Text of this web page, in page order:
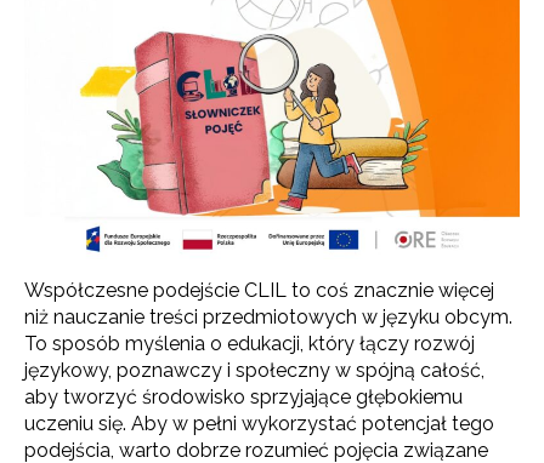
Współczesne podejście CLIL to coś znacznie więcej
niż nauczanie treści przedmiotowych w języku obcym.
To sposób myślenia o edukacji, który łączy rozwój
językowy, poznawczy i społeczny w spójną całość,
aby tworzyć środowisko sprzyjające głębokiemu
uczeniu się. Aby w pełni wykorzystać potencjał tego
podejścia, warto dobrze rozumieć pojęcia związane